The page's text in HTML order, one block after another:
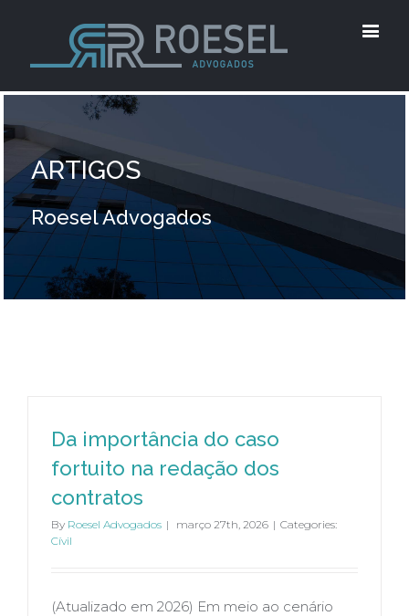
ARTIGOS
Roesel Advogados
Da importância do caso
fortuito na redação dos
contratos
By Roesel Advogados | março 27th, 2026 | Categories:
Cívil
(Atualizado em 2026) Em meio ao cenário